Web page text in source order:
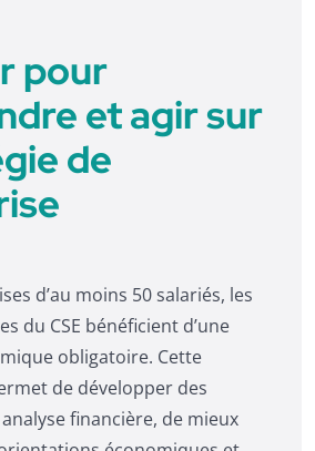
pour
et agir sur
de
d’au moins 50 salariés, les
du CSE bénéficient d’une
obligatoire. Cette
de développer des
financière, de mieux